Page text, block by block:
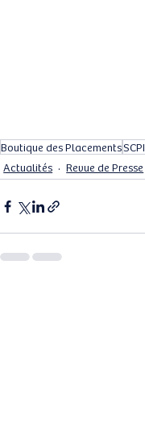
Boutique des PlacementsSCPI
Actualités
Revue de Presse